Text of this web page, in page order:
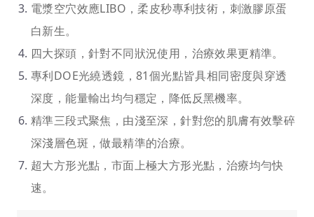
電漿空穴效應LIBO，柔皮秒專利技術，刺激膠原蛋
白新生。
四大探頭，針對不同狀況使用，治療效果更精準。
專利DOE光繞透鏡，81個光點皆具相同密度與穿透
深度，能量輸出均勻穩定，降低反黑機率。
精準三段式聚焦，由淺至深，針對您的肌膚有效擊碎
深淺層色斑，做最精準的治療。
超大方形光點，市面上極大方形光點，治療均勻快
速。